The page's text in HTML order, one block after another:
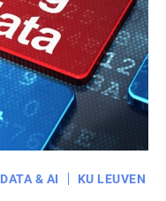
DATA & AI KU LEUVEN